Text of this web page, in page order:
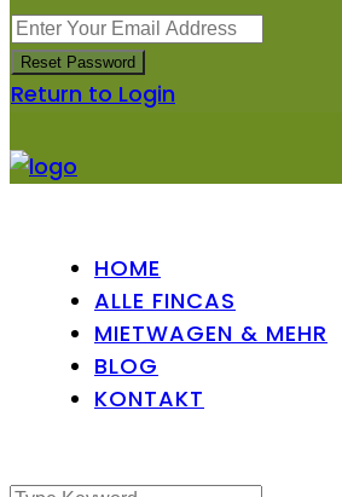
Reset Password
Return to Login
HOME
ALLE FINCAS
MIETWAGEN & MEHR
BLOG
KONTAKT